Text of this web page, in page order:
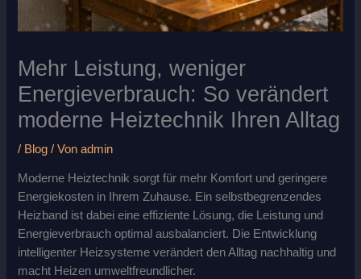
Mehr Leistung, weniger
Energieverbrauch: So verändert
moderne Heiztechnik Ihren Alltag
/ Blog / Vonadmin
Moderne Heiztechnik sorgt für mehr Komfort und geringere
Energiekosten in Ihrem Zuhause. Ein selbstbegrenzendes
Heizband ist dabei eine effiziente Lösung, die Leistung und
Energieverbrauch optimal ausbalanciert. Die Entwicklung
intelligenter Heizsysteme verändert den Alltag nachhaltig und
macht Heizen umweltfreundlicher.